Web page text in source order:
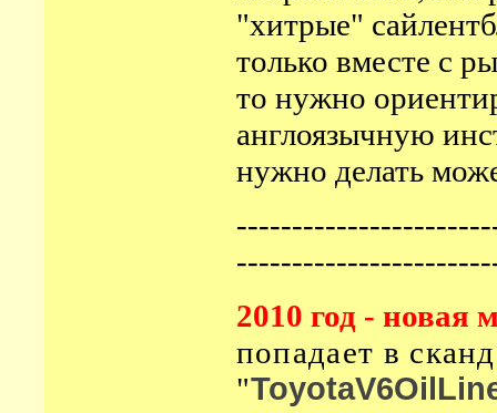
"хитрые"
только вместе с
то нужно
англоязычную
нужно делать
2010 год - новая
попадает в
"